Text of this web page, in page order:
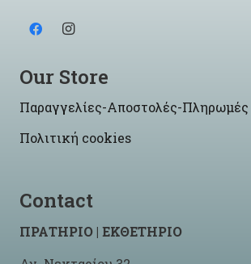
Our Store
Παραγγελίες-Αποστολές-Πληρωμές
Πολιτική cookies
Contact
ΠΡΑΤΗΡΙΟ | ΕΚΘΕΤΗΡΙΟ